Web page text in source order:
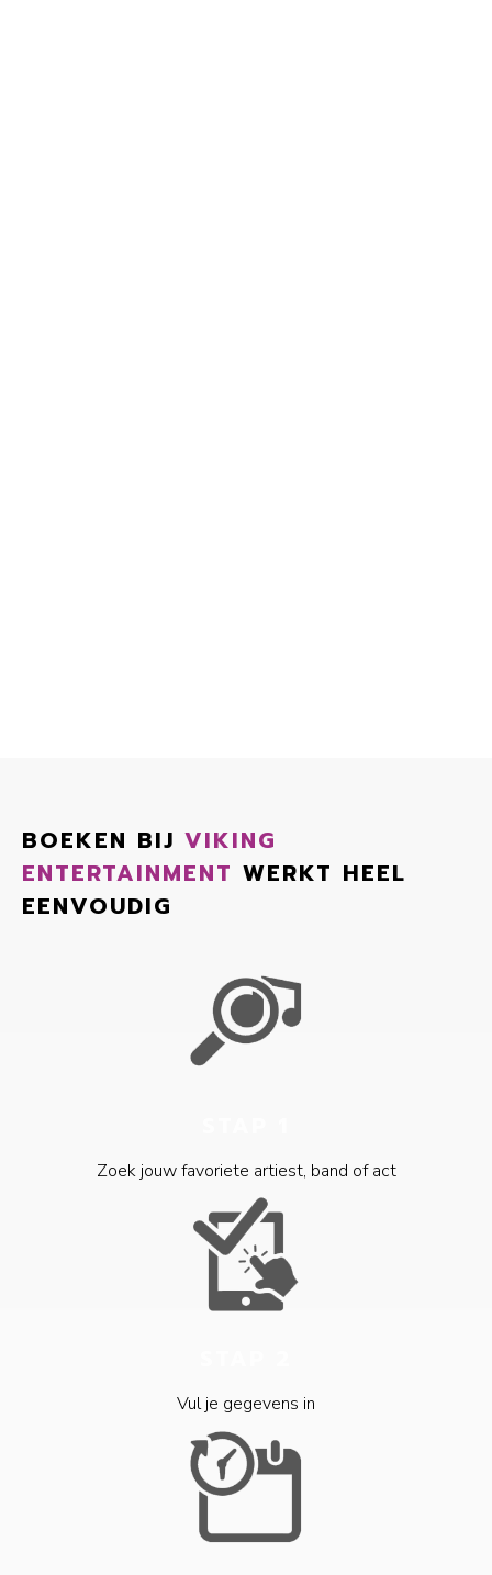
BOEKEN BIJ VIKING
ENTERTAINMENT WERKT HEEL
EENVOUDIG
Zoek jouw favoriete artiest, band of act
Vul je gegevens in